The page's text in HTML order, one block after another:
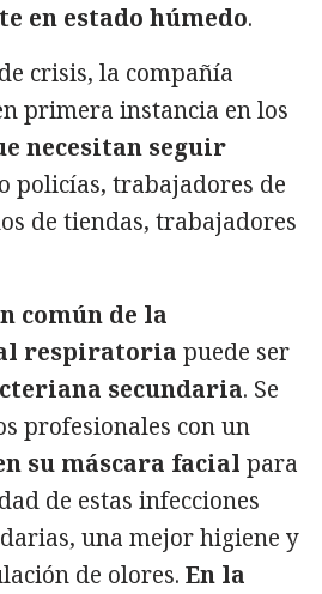
en estado húmedo.
crisis, la compañía
primera instancia en los
necesitan seguir
policías, trabajadores de
de tiendas, trabajadores
común de la
respiratoria puede ser
secundaria. Se
profesionales con un
su máscara facial para
de estas infecciones
una mejor higiene y
de olores. En la